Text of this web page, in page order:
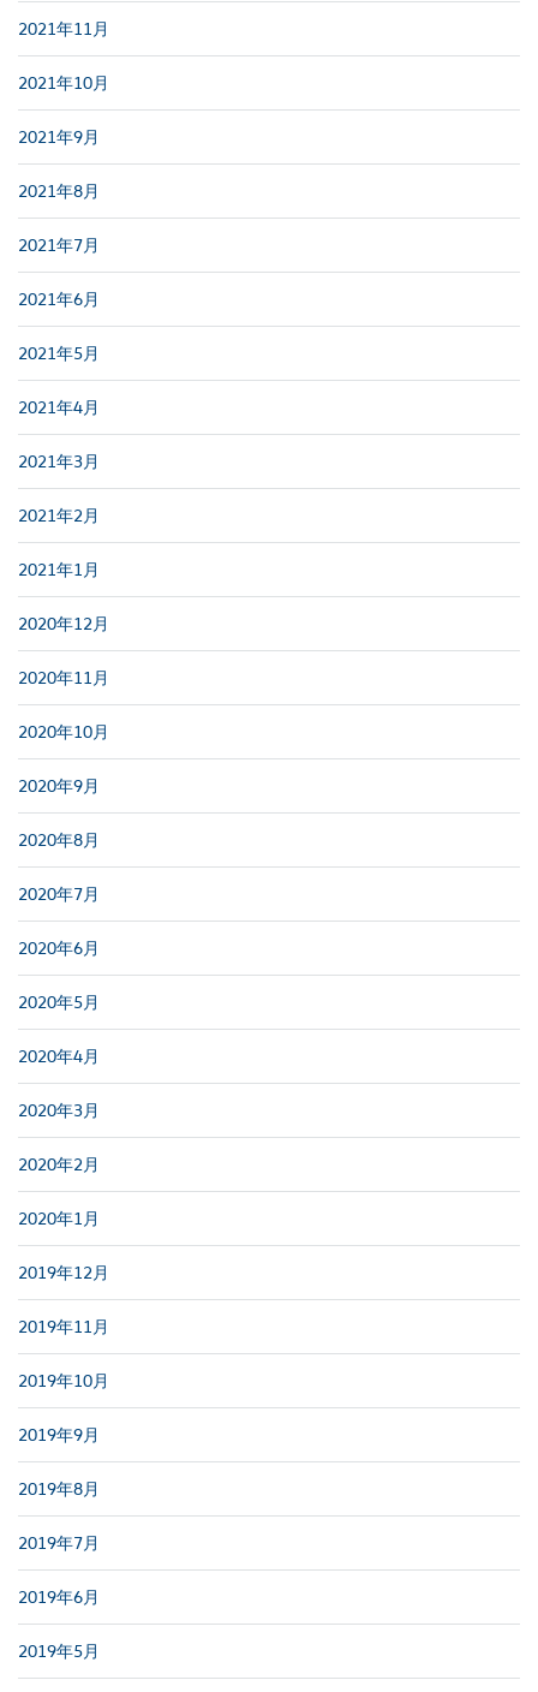
2021年11月
2021年10月
2021年9月
2021年8月
2021年7月
2021年6月
2021年5月
2021年4月
2021年3月
2021年2月
2021年1月
2020年12月
2020年11月
2020年10月
2020年9月
2020年8月
2020年7月
2020年6月
2020年5月
2020年4月
2020年3月
2020年2月
2020年1月
2019年12月
2019年11月
2019年10月
2019年9月
2019年8月
2019年7月
2019年6月
2019年5月